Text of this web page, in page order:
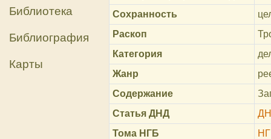
Библиотека
Библиография
Карты
Сохранность
Раскоп
Категория
Жанр
Содержание
Статья ДНД
Тома НГБ